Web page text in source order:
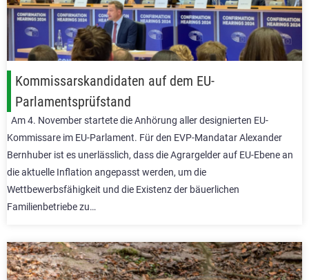
Kommissarskandidaten auf dem EU-
Parlamentsprüfstand
Am 4. November startete die Anhörung aller designierten EU-
Kommissare im EU-Parlament. Für den EVP-Mandatar Alexander
Bernhuber ist es unerlässlich, dass die Agrargelder auf EU-Ebene an
die aktuelle Inflation angepasst werden, um die
Wettbewerbsfähigkeit und die Existenz der bäuerlichen
Familienbetriebe zu…